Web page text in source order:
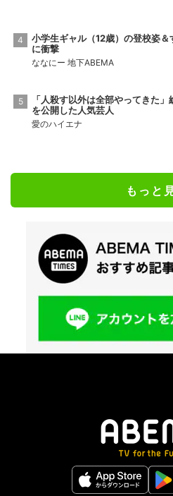
小学生ギャル（12歳）の登校姿＆
に衝撃
ななにー 地下ABEMA
「人殺す以外は全部やってきた」
を公開した人気芸人
愛のハイエナ
もっと